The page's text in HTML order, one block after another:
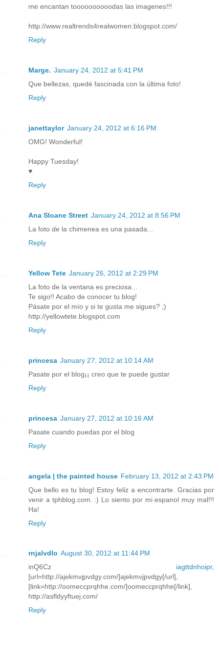
me encantan toooooooooodas las imagenes!!!
http://www.realtrends4realwomen.blogspot.com/
Reply
Marge. January 24, 2012 at 5:41 PM
Que bellezas, quedé fascinada con la última foto!
Reply
janettaylor January 24, 2012 at 6:16 PM
OMG! Wonderful!
Happy Tuesday!
♥
Reply
Ana Sloane Street January 24, 2012 at 8:56 PM
La foto de la chimenea es una pasada...
Reply
Yellow Tete January 26, 2012 at 2:29 PM
La foto de la ventana es preciosa...
Te sigo!! Acabo de conocer tu blog!
Pásate por el mío y si te gusta me sigues? ;)
http://yellowtete.blogspot.com
Reply
princesa January 27, 2012 at 10:14 AM
Pasate por el blog¡¡ creo que te puede gustar
Reply
princesa January 27, 2012 at 10:16 AM
Pasate cuando puedas por el blog
Reply
angela | the painted house February 13, 2012 at 2:43 PM
Que bello es tu blog! Estoy feliz a encontrarte. Gracias por
venir a tphblog.com. :) Lo siento por mi espanol muy mal!!!
Ha!
Reply
rnjalvdlo August 30, 2012 at 11:44 PM
inQ6Cz iagttdnhoipr,
[url=http://ajekmvjpvdgy.com/]ajekmvjpvdgy[/url],
[link=http://oomeccprqhhe.com/]oomeccprqhhe[/link],
http://asfldyyftuej.com/
Reply